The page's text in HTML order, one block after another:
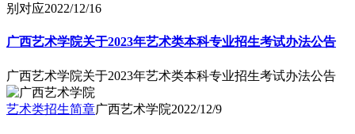
别对应2022/12/16
广西艺术学院关于2023年艺术类本科专业招生考试办法公告
广西艺术学院关于2023年艺术类本科专业招生考试办法公告
艺术类招生简章广西艺术学院2022/12/9